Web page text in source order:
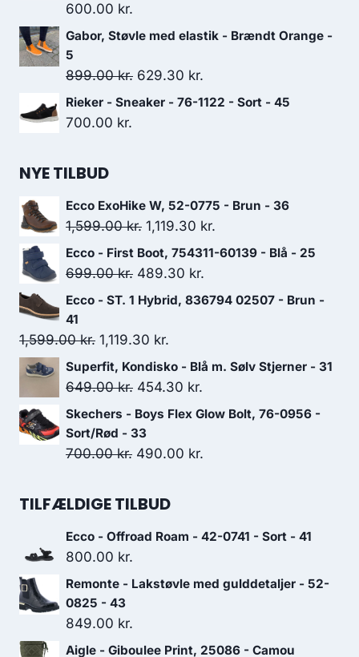
600.00 kr.
Gabor, Støvle med elastik - Brændt Orange -
5
899.00kr. Den
oprindelige
629.30 kr.
aktuelle
Rieker - Sneaker - 76-1122 - Sort - 45
700.00 kr.
NYE TILBUD
Ecco ExoHike W, 52-0775 - Brun - 36
1,599.00kr. Den
oprindelige
pris
1,599.00 kr..
1,119.30 kr.
aktuelle
Ecco - First Boot, 754311-60139 - Blå - 25
699.00kr. Den
oprindelige
var:
699.00 kr..
489.30 kr.
aktuelle
489.30 kr..
Ecco - ST. 1 Hybrid, 836794 02507 - Brun -
41
1,599.00kr. Den
oprindelige
pris
1,599.00 kr..
1,119.30 kr.
aktuelle
pris
Superfit, Kondisko - Blå m. Sølv Stjerner - 31
649.00kr. Den
oprindelige
pris
var:
454.30 kr.
aktuelle
Skechers - Boys Flex Glow Bolt, 76-0956 -
Sort/Rød - 33
700.00kr. Den
pris
700.00 kr..
490.00 kr.
490.00 kr..
TILFÆLDIGE TILBUD
Ecco - Offroad Roam - 42-0741 - Sort - 41
800.00 kr.
Remonte - Lakstøvle med gulddetaljer - 52-
0825 - 43
849.00 kr.
Aigle - Giboulee Print, 25086 - Camou